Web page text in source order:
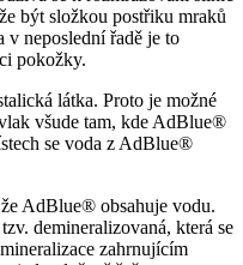
být složkou postřiku mraků
v neposlední řadě je to
pokožky.
látka. Proto je možné
všude tam, kde AdBlue®
se voda z AdBlue®
AdBlue® obsahuje vodu.
demineralizovaná, která se
zahrnujícím